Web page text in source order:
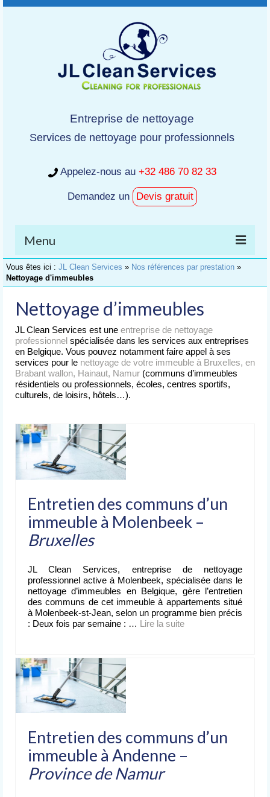
Entreprise de nettoyage
Services de nettoyage pour professionnels
Appelez-nous au +32 486 70 82 33
Demandez un Devis gratuit
Menu
Accueil
de Bureaux
Nettoyage
d’Immeubles
Nettoyage
de Commerces
Nettoyages
spéciaux
Nettoyage après chantier
Nettoyage après sinistre
Nettoyage après déménagement
Nettoyage après événement
L’entreprise
de nettoyage
Devis
gratuit
Vous êtes ici : JL Clean Services » Nos références par prestation »
Nettoyage d'immeubles
Nettoyage d’immeubles
JL Clean Services est une entreprise de nettoyage
professionnel spécialisée dans les services aux entreprises
en Belgique. Vous pouvez notamment faire appel à ses
services pour le nettoyage de votre immeuble à Bruxelles, en
Brabant wallon, Hainaut, Namur (communs d’immeubles
résidentiels ou professionnels, écoles, centres sportifs,
culturels, de loisirs, hôtels…).
Entretien des communs d’un
immeuble à Molenbeek –
Bruxelles
JL Clean Services, entreprise de nettoyage
professionnel active à Molenbeek, spécialisée dans le
nettoyage d’immeubles en Belgique, gère l’entretien
des communs de cet immeuble à appartements situé
à Molenbeek-st-Jean, selon un programme bien précis
: Deux fois par semaine : … Lire la suite­­
Entretien des communs d’un
immeuble à Andenne –
Province de Namur